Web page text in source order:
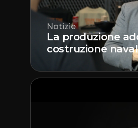
Notizie
La produzione
costruzione